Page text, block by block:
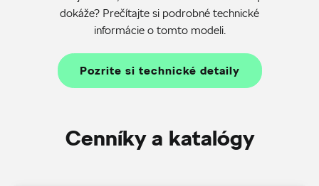
dokáže? Prečítajte si podrobné technické
informácie o tomto modeli.
Pozrite si technické detaily
Cenníky a katalógy